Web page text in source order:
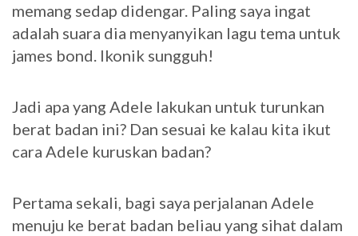
memang sedap didengar. Paling saya ingat
adalah suara dia menyanyikan lagu tema untuk
james bond. Ikonik sungguh!
Jadi apa yang Adele lakukan untuk turunkan
berat badan ini? Dan sesuai ke kalau kita ikut
cara Adele kuruskan badan?
Pertama sekali, bagi saya perjalanan Adele
menuju ke berat badan beliau yang sihat dalam